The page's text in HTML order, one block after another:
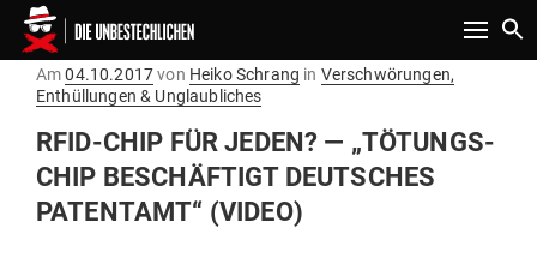
Toggle
AmGepostet
am
04.10.2017von Heiko Schrang in Verschwörungen,
Enthüllungen & Unglaubliches
RFID-CHIP FÜR JEDEN? — „TÖTUNGS-
CHIP BESCHÄFTIGT DEUT­SCHES
PATENTAMT“ (VIDEO)